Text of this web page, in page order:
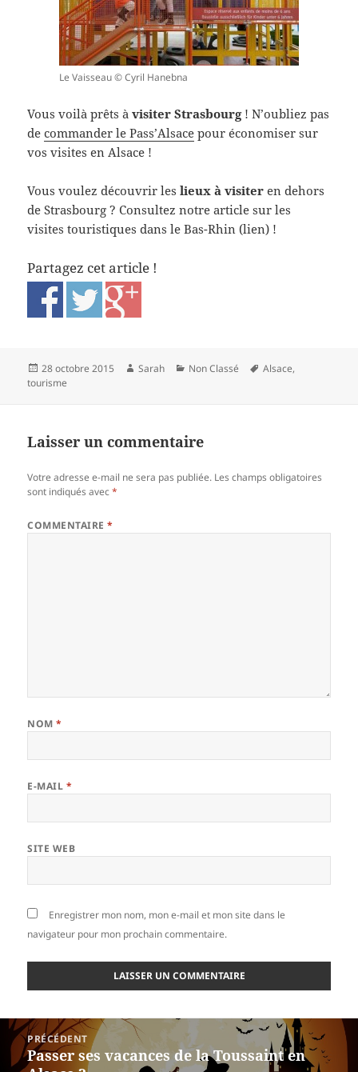
Le Vaisseau © Cyril Hanebna
Vous voilà prêts àvisiter Strasbourg! N’oubliez pas
decommander le Pass’Alsace pour économiser sur
vos visites en Alsace !
Vous voulez découvrir leslieux à visiter en dehors
de Strasbourg ? Consultez notre article sur les
visites touristiques dans le Bas-Rhin (lien) !
Partagez cet article !
Publié
le
28 octobre 2015 Auteur
Sarah Catégories
Non Classé
Mots-
Alsace,
tourisme
Laisser un commentaire
Votre adresse e-mail ne sera pas publiée. Les champs obligatoires
sont indiqués avec*
COMMENTAIRE*
NOM*
E-MAIL *
SITE WEB
Enregistrer mon nom, mon e-mail et mon site dans le
navigateur pour mon prochain commentaire.
Navigation
de
l’article
PRÉCÉDENT
Article
Passer ses vacances de la Toussaint en